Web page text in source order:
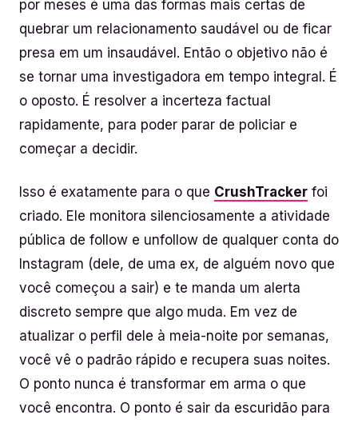
por meses é uma das formas mais certas de
quebrar um relacionamento saudável ou de ficar
presa em um insaudável. Então o objetivo não é
se tornar uma investigadora em tempo integral. É
o oposto. É resolver a incerteza factual
rapidamente, para poder parar de policiar e
começar a decidir.
Isso é exatamente para o que CrushTracker foi
criado. Ele monitora silenciosamente a atividade
pública de follow e unfollow de qualquer conta do
Instagram (dele, de uma ex, de alguém novo que
você começou a sair) e te manda um alerta
discreto sempre que algo muda. Em vez de
atualizar o perfil dele à meia-noite por semanas,
você vê o padrão rápido e recupera suas noites.
O ponto nunca é transformar em arma o que
você encontra. O ponto é sair da escuridão para